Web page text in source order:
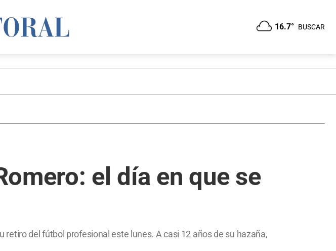
16.7° BUSCAR
el día en que se
del fútbol profesional este lunes. A casi 12 años de su hazaña,